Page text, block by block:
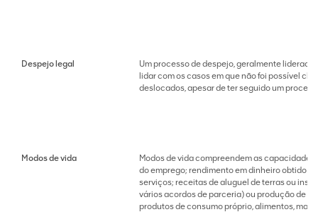
Despejo legal
Um processo de despejo, geralmente
lidar com os casos em que não foi possível
deslocados, apesar de ter seguido um
Modos de vida
Modos de vida compreendem as
do emprego; rendimento em dinheiro obtido
serviços; receitas de aluguel de terras ou
vários acordos de parceria) ou produção de
produtos de consumo próprio, alimentos,